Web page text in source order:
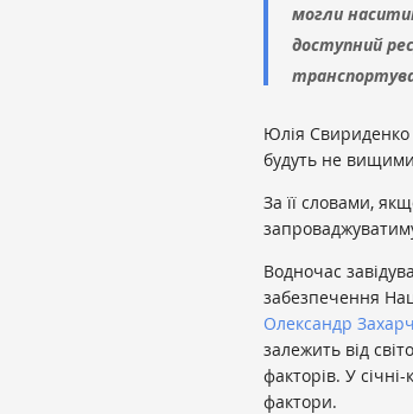
могли
доступний
Юлія Свириденко
будуть не
За її словами,
Водночас
забезпечення
Олександр
залежить від
факторів. У
фактори.